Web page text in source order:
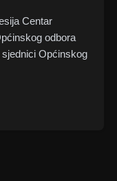
Centar
odbora
Općinskog